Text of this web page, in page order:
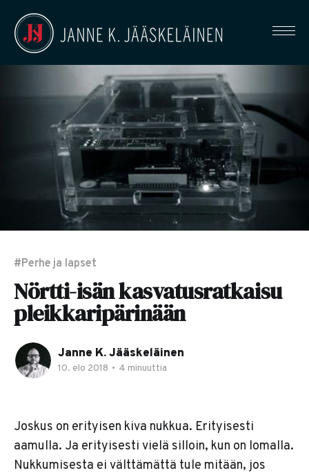
#Perhe ja lapset
Nörtti-isän kasvatusratkaisu
pleikkaripärinään
Janne K. Jääskeläinen
10. elo 2018 • 4 minuuttia
Joskus on erityisen kiva nukkua. Erityisesti
aamulla. Ja erityisesti vielä silloin, kun on lomalla.
Nukkumisesta ei välttämättä tule mitään, jos